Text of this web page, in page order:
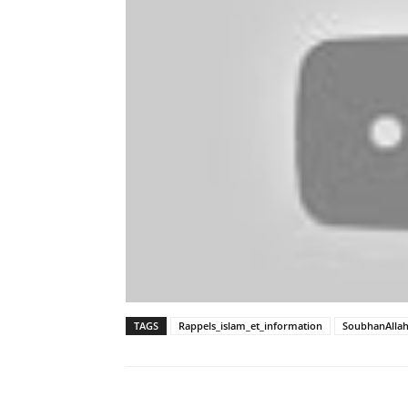
TAGS Rappels_islam_et_information SoubhanAllah